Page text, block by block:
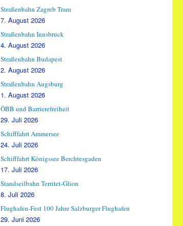
Straßenbahn Zagreb Tram
7. August 2026
Straßenbahn Innsbruck
4. August 2026
Straßenbahn Budapest
2. August 2026
Straßenbahn Augsburg
1. August 2026
ÖBB und Barrierefreiheit
29. Juli 2026
Schifffahrt Ammersee
24. Juli 2026
Schifffahrt Königssee Berchtesgaden
17. Juli 2026
Standseilbahn Territet-Glion
8. Juli 2026
Flughafen-Fest 100 Jahre Salzburger Flughafen
29. Juni 2026